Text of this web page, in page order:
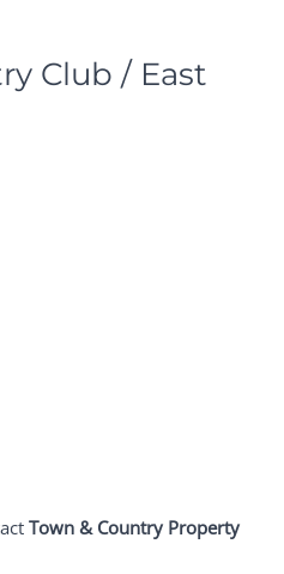
Club / East
Town & Country Property